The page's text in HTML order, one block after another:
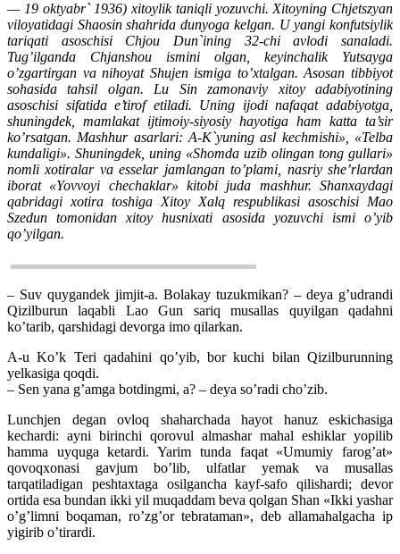
— 19 oktyabr` 1936) xitoylik taniqli yozuvchi. Xitoyning Chjetszyan
viloyatidagi Shaosin shahrida dunyoga kelgan. U yangi konfutsiylik
tariqati asoschisi Chjou Dun`ining 32-chi avlodi sanaladi.
Tug’ilganda Chjanshou ismini olgan, keyinchalik Yutsayga
o’zgartirgan va nihoyat Shujen ismiga to’xtalgan. Asosan tibbiyot
sohasida tahsil olgan. Lu Sin zamonaviy xitoy adabiyotining
asoschisi sifatida e’tirof etiladi. Uning ijodi nafaqat adabiyotga,
shuningdek, mamlakat ijtimoiy-siyosiy hayotiga ham katta ta’sir
ko’rsatgan. Mashhur asarlari: A-K`yuning asl kechmishi», «Telba
kundaligi». Shuningdek, uning «Shomda uzib olingan tong gullari»
nomli xotiralar va esselar jamlangan to’plami, nasriy she’rlardan
iborat «Yovvoyi chechaklar» kitobi juda mashhur. Shanxaydagi
qabridagi xotira toshiga Xitoy Xalq respublikasi asoschisi Mao
Szedun tomonidan xitoy husnixati asosida yozuvchi ismi o’yib
qo’yilgan.
– Suv quygandek jimjit-a. Bolakay tuzukmikan? – deya g’udrandi
Qizilburun laqabli Lao Gun sariq musallas quyilgan qadahni
ko’tarib, qarshidagi devorga imo qilarkan.
A-u Ko’k Teri qadahini qo’yib, bor kuchi bilan Qizilburunning
yelkasiga qoqdi.
– Sen yana g’amga botdingmi, a? – deya so’radi cho’zib.
Lunchjen degan ovloq shaharchada hayot hanuz eskichasiga
kechardi: ayni birinchi qorovul almashar mahal eshiklar yopilib
hamma uyquga ketardi. Yarim tunda faqat «Umumiy farog’at»
qovoqxonasi gavjum bo’lib, ulfatlar yemak va musallas
tarqatiladigan peshtaxtaga osilgancha kayf-safo qilishardi; devor
ortida esa bundan ikki yil muqaddam beva qolgan Shan «Ikki yashar
o’g’limni boqaman, ro’zg’or tebrataman», deb allamahalgacha ip
yigirib o’tirardi.